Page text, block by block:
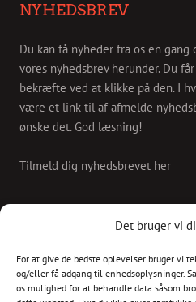
Det bruger vi
For at give de bedste oplevelser bruger vi
og/eller få adgang til enhedsoplysninger.
os mulighed for at behandle data såsom
NYHEDSBREV
Du kan få nyheder fra os en
vores nyhedsbrev herunder. Du
bekræfte ved at klikke på den. I
være et link til af afmelde
ønske det. God læsning!
Tilmeld dig nyhedsbrevet her
Skriv til os på
info@christianshavnskvarter.dk